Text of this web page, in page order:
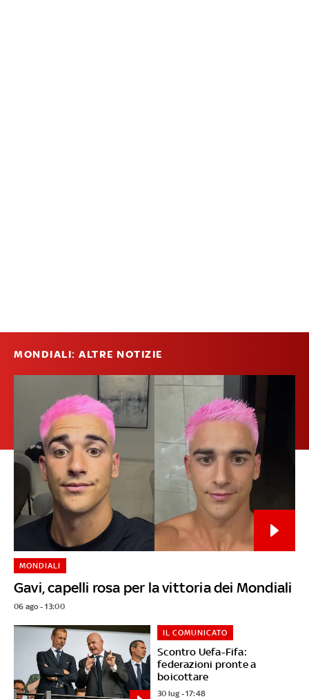
MONDIALI: ALTRE NOTIZIE
Gavi, capelli rosa per la vittoria dei Mondiali
MONDIALI
06 ago - 13:00
Scontro Uefa-Fifa:
federazioni pronte a
boicottare
IL COMUNICATO
30 lug - 17:48